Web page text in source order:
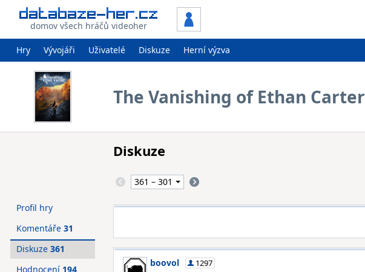
domov všech hráčů videoher
Hry Vývojáři Uživatelé Diskuze Herní výzva
The Vanishing of Ethan Carter
Diskuze
boovol 1297
Profil hry
Komentáře 31
Diskuze 361
Hodnocení 194